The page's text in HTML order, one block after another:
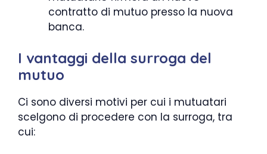
contratto di mutuo presso la nuova
banca.
I vantaggi della surroga del
mutuo
Ci sono diversi motivi per cui i mutuatari
scelgono di procedere con la surroga, tra
cui: